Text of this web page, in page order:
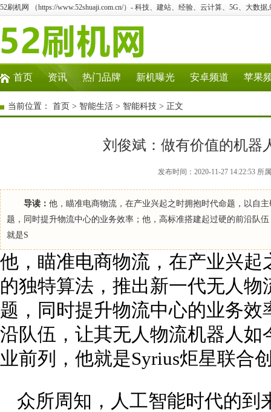
52刷机网 （https://www.52shuaji.com.cn/）- 科技、建站、经验、云计算、5G、大数据
首页 资讯 热门品牌 新机曝光 安卓频道 苹果
当前位置： 首页 > 智能生活 > 智能科技 > 正文
刘俊斌：做有价值的机器
发布时间：2020-11-27 14:22:53
导读： 他，瞄准电商物流，在产业兴起之时拥抱时代命题，以自
题，同时提升物流中心的业务效率；他，高标准搭建起过硬的前沿队
就是S
他，瞄准电商物流，在产业兴
的独特算法，推出新一代无人
题，同时提升物流中心的业务
沿队伍，让其无人物流机器人
业前列，他就是Syrius炬星联合
众所周知，人工智能时代的到